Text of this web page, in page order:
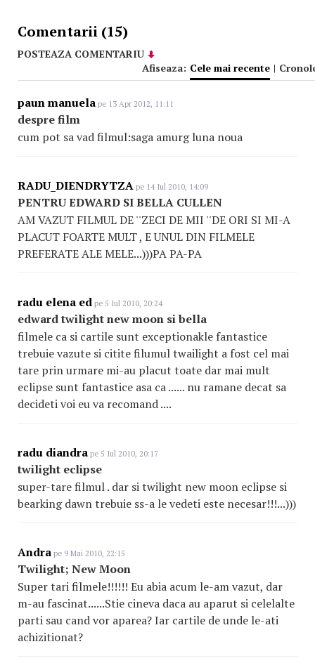
Comentarii (15)
POSTEAZA COMENTARIU
Afiseaza: Cele mai recente |
paun manuela pe 13 Apr 2012, 11:11
despre film
cum pot sa vad filmul:saga amurg luna noua
RADU_DIENDRYTZA pe 14 Iul 2010, 14:09
PENTRU EDWARD SI BELLA CULLEN
AM VAZUT FILMUL DE ''ZECI DE MII ''DE ORI SI MI-A
PLACUT FOARTE MULT , E UNUL DIN FILMELE
PREFERATE ALE MELE...)))PA PA-PA
radu elena ed pe 5 Iul 2010, 20:24
edward twilight new moon si bella
filmele ca si cartile sunt exceptionakle fantastice
trebuie vazute si citite filumul twailight a fost cel mai
tare prin urmare mi-au placut toate dar mai mult
eclipse sunt fantastice asa ca ...... nu ramane decat sa
decideti voi eu va recomand ....
radu diandra pe 5 Iul 2010, 20:17
twilight eclipse
super-tare filmul . dar si twilight new moon eclipse si
bearking dawn trebuie ss-a le vedeti este necesar!!!...)))
Andra pe 9 Mai 2010, 22:15
Twilight; New Moon
Super tari filmele!!!!!! Eu abia acum le-am vazut, dar
m-au fascinat......Stie cineva daca au aparut si celelalte
parti sau cand vor aparea? Iar cartile de unde le-ati
achizitionat?